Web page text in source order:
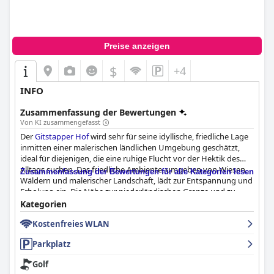
Preise anzeigen
$ +4
INFO
Zusammenfassung der Bewertungen
Von KI zusammengefasst
DerGitstapper Hofwird sehr für seine idyllische, friedliche Lage
inmitten einer malerischen ländlichen Umgebung geschätzt,
ideal für diejenigen, die eine ruhige Flucht vor der Hektik des
Alltags suchen. Das friedliche Ambiente, umgeben von Wiesen,
Wäldern und malerischer Landschaft, lädt zur Entspannung und
Erholung ein. Die Nähe zur niederländischen Grenze und zu
Roermond gewährleistet eine bequeme Anbindung, während
gleichzeitig eine Abgeschiedenheit erhalten bleibt, was ihn zu
einem fantastischen Ausgangspunkt für Wanderungen und
Radtouren macht, mit schönen Wegen, die direkt von der
Unterkunft aus zugänglich sind. Naturliebhaber werden die
wunderschöne Aussicht mit dem nahegelegenen See und dem
Waldrand zu schätzen wissen, die den Charme noch verstärken.
Zusammenfassung der Bewertungen für alle Kategorien lesen
Kategorien
Kostenfreies WLAN
Parkplatz
Golf